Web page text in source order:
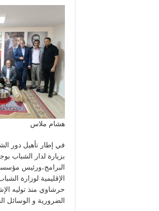
هشام ملاس
في إطار تأهيل دور
بزيارة لدار الشباب
البرامج،ورئيس
الإقليمية لوزارة
حرشاوي منذ توليه
الضرورية و الوسائل